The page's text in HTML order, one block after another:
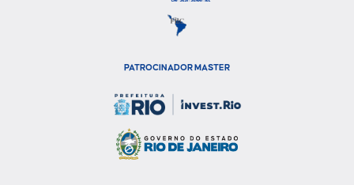
PATROCINADOR MASTER